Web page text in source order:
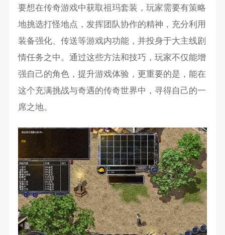
要想在传奇游戏中获取祖玛套装，玩家需要有策略
地挑选打怪地点，发挥团队协作的精神，充分利用
装备强化、传送等游戏内功能，并投身于大主线剧
情任务之中。通过这些方法和技巧，玩家不仅能增
强自己的角色，提升游戏体验，更重要的是，能在
这个充满挑战与奇遇的传奇世界中，寻得自己的一
席之地。